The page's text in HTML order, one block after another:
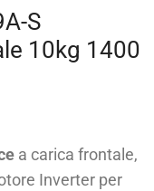
S
10kg 1400
a carica frontale,
Inverter per